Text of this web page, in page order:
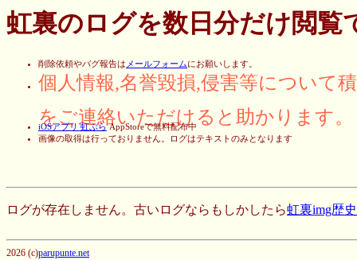
虹裏のログを数日分だけ閲覧
削除依頼やバグ報告はメールフォームにお願いします。
個人情報,名誉毀損,侵害等について
をご連絡いただけると助かります。
iOSアプリ 虹ぶらAppStoreで無料配布中
画像の取得は行っておりません。ログはテキストのみとなります
ログが存在しません。古いログならもしかしたら虹裏img歴
2026 (c)parupunte.net